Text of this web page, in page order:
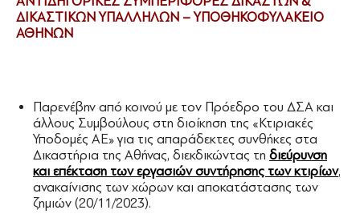
ΔΙΚΑΣΤΙΚΩΝ ΥΠΑΛΛΗΛΩΝ – ΥΠΟΘΗΚΟΦΥΛΑΚΕΙΟ
ΑΘΗΝΩΝ
Παρενέβην από κοινού με τον Πρόεδρο του ΔΣΑ και
άλλους Συμβούλους στη διοίκηση της «Κτιριακές
Υποδομές ΑΕ» για τις απαράδεκτες συνθήκες στα
Δικαστήρια της Αθήνας, διεκδικώντας τη διεύρυνση
και επέκταση των εργασιών συντήρησης των κτιρίων,
ανακαίνισης των χώρων και αποκατάστασης των
ζημιών (20/11/2023).